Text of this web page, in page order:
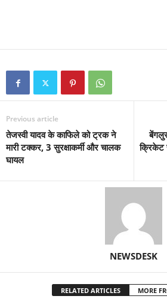
Previous article
तेजस्वी यादव के काफिले को ट्रक ने
मारी टक्कर, 3 सुरक्षाकर्मी और चालक
घायल
क्रिकेट
NEWSDESK
RELATED ARTICLES MORE